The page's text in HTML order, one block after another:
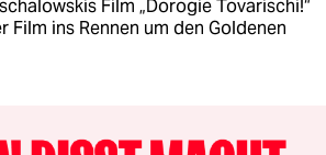
Film „Dorogie Tovarischi!“
Film ins Rennen um den Goldenen